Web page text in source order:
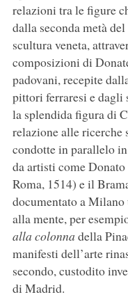
relazioni tra le figure
dalla seconda metà
scultura veneta,
composizioni di
padovani, recepite
pittori ferraresi e dagli
la splendida figura di
relazione alle ricerche
condotte in parallelo
da artisti come
Roma, 1514) e il
documentato a
alla mente, per
alla colonna della
manifesti dell’arte
secondo, custodito
di Madrid.